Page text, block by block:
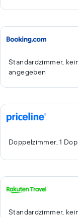
Standardzimmer,
angegeben
Doppelzimmer, 1
Standardzimmer,